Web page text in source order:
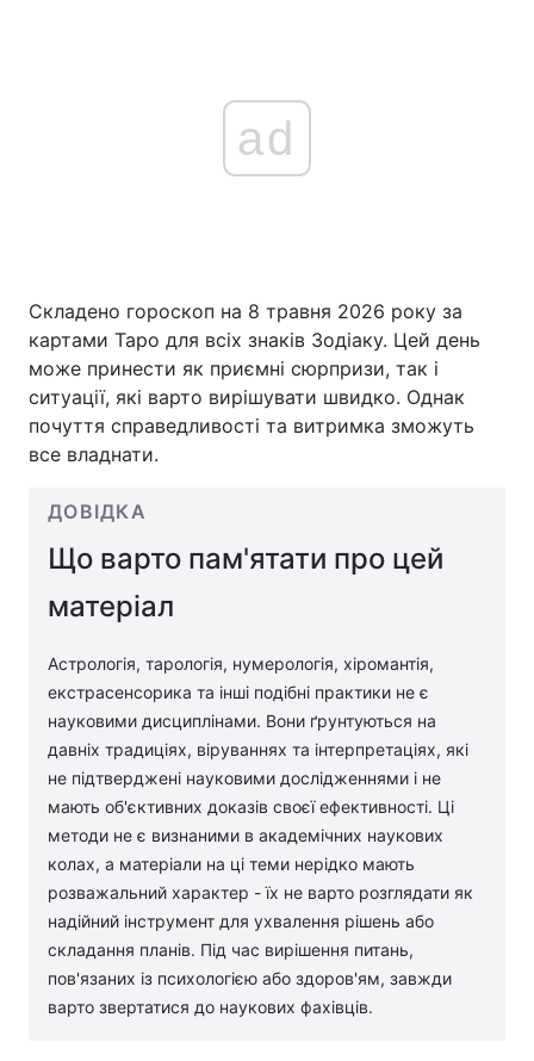
Головна Війна
Україна Політика
Економіка Світ
Техно і зв'язок
Зброя
Цікавинки Погода
Екологія Регіони
Лонгріди
Відео з Youtube Статті
Інтерв'ю Думки
Архів Вакансії
ad
Складено гороскоп на 8 травня 2026 року за
картами Таро для всіх знаків Зодіаку. Цей день
може принести як приємні сюрпризи, так і
ситуації, які варто вирішувати швидко. Однак
почуття справедливості та витримка зможуть
все владнати.
ДОВІДКА
Що варто пам'ятати про цей
матеріал
Астрологія, тарологія, нумерологія, хіромантія,
екстрасенсорика та інші подібні практики не є
науковими дисциплінами. Вони ґрунтуються на
давніх традиціях, віруваннях та інтерпретаціях, які
не підтверджені науковими дослідженнями і не
мають об'єктивних доказів своєї ефективності. Ці
методи не є визнаними в академічних наукових
колах, а матеріали на ці теми нерідко мають
розважальний характер - їх не варто розглядати як
надійний інструмент для ухвалення рішень або
складання планів. Під час вирішення питань,
пов'язаних із психологією або здоров'ям, завжди
варто звертатися до наукових фахівців.